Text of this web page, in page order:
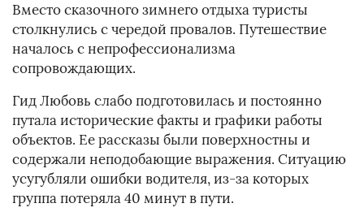
Вместо сказочного зимнего отдыха туристы
столкнулись с чередой провалов. Путешествие
началось с непрофессионализма
сопровождающих.
Гид Любовь слабо подготовилась и постоянно
путала исторические факты и графики работы
объектов. Ее рассказы были поверхностны и
содержали неподобающие выражения. Ситуацию
усугубляли ошибки водителя, из-за которых
группа потеряла 40 минут в пути.